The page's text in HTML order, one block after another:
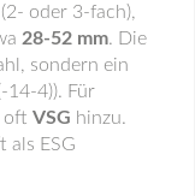
(2- oder 3-fach),
28-52 mm. Die
sondern ein
14-4)). Für
oft VSG hinzu.
als ESG